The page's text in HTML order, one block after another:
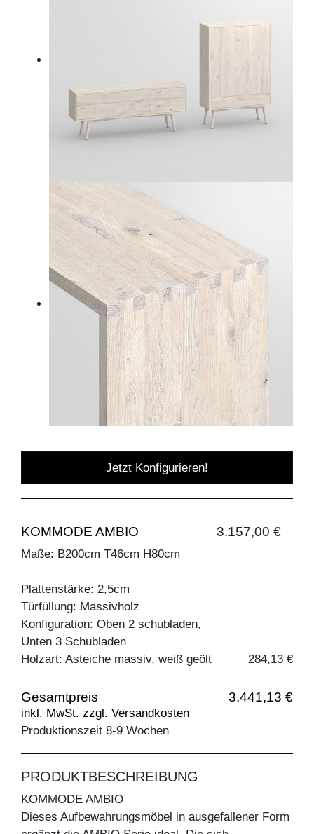
Jetzt Konfigurieren!
KOMMODE AMBIO 3.157,00 €
Maße: B200cm T46cm H80cm
Plattenstärke: 2,5cm
Türfüllung: Massivholz
Konfiguration: Oben 2 schubladen,
Unten 3 Schubladen
Holzart: Asteiche massiv, weiß geölt
284,13 €
Gesamtpreis 3.441,13 €
inkl. MwSt. zzgl. Versandkosten
Produktionszeit 8-9 Wochen
PRODUKTBESCHREIBUNG
KOMMODE AMBIO
Dieses Aufbewahrungsmöbel in ausgefallener Form